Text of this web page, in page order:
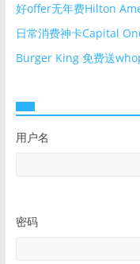
好offer无年费Hilton
日常消费神卡Capital
Burger King 免费送
用户名
密码